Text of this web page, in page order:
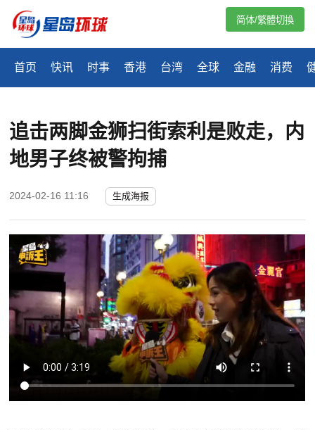
首页 快讯 时事 香港 台湾 全球 金融 消费
简体/繁體切換
追击两脚金狮扫街索利是败走，内
地男子终被警拘捕
2024-02-16 11:16 生成海报